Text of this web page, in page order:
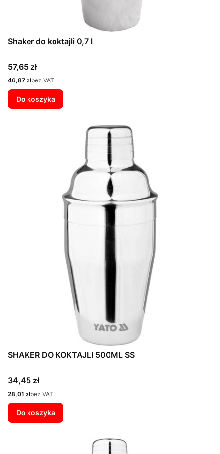
Shaker do koktajli 0,7 l
Cena
57,65 zł
Cena
46,87 złbez VAT
Do koszyka
SHAKER DO KOKTAJLI 500ML SS
Cena
34,45 zł
Cena
28,01 złbez VAT
Do koszyka